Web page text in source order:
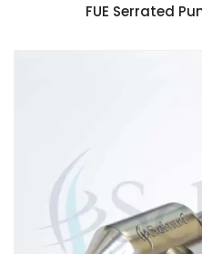
FUE Serrated